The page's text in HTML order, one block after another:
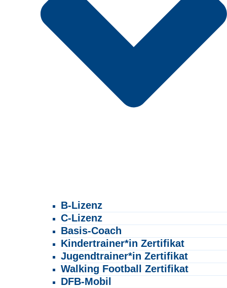
B-Lizenz
C-Lizenz
Basis-Coach
Kindertrainer*in Zertifikat
Jugendtrainer*in Zertifikat
Walking Football Zertifikat
DFB-Mobil